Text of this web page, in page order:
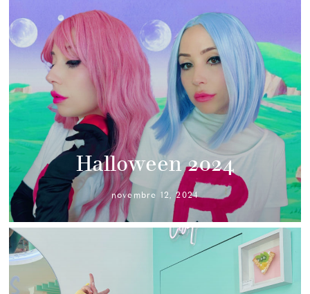
Halloween 2024
novembre 12, 2024